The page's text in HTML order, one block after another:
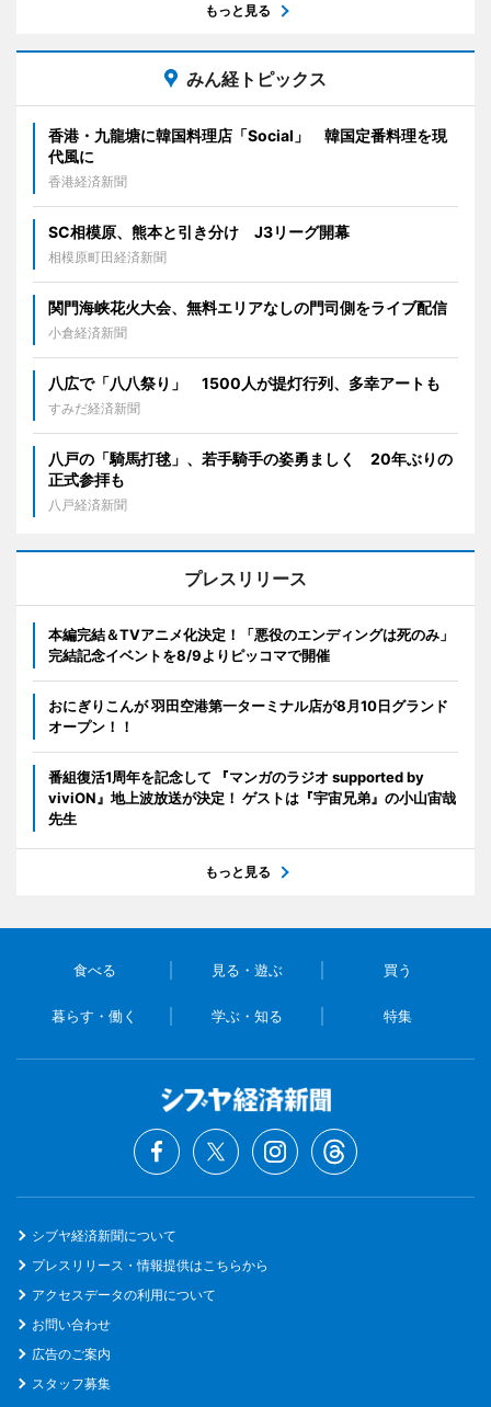
もっと見る
みん経トピックス
香港・九龍塘に韓国料理店「Social」 韓国定番料理を現
代風に
香港経済新聞
SC相模原、熊本と引き分け J3リーグ開幕
相模原町田経済新聞
関門海峡花火大会、無料エリアなしの門司側をライブ配信
小倉経済新聞
八広で「八八祭り」 1500人が提灯行列、多幸アートも
すみだ経済新聞
八戸の「騎馬打毬」、若手騎手の姿勇ましく 20年ぶりの
正式参拝も
八戸経済新聞
プレスリリース
本編完結＆TVアニメ化決定！「悪役のエンディングは死のみ」
完結記念イベントを8/9よりピッコマで開催
おにぎりこんが 羽田空港第一ターミナル店が8月10日グランド
オープン！！
番組復活1周年を記念して 『マンガのラジオ supported by
viviON』地上波放送が決定！ ゲストは『宇宙兄弟』の小山宙哉
先生
もっと見る
食べる 見る・遊ぶ 買う
暮らす・働く 学ぶ・知る 特集
シブヤ経済新聞について
プレスリリース・情報提供はこちらから
アクセスデータの利用について
お問い合わせ
広告のご案内
スタッフ募集